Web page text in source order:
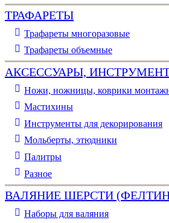
ТРАФАРЕТЫ
Трафареты многоразовые
Трафареты объемные
АКСЕССУАРЫ,
Ножи, ножницы, коврики
Мастихины
Инструменты для декорирования
Мольберты, этюдники
Палитры
Разное
ВАЛЯНИЕ ШЕРСТИ
Наборы для валяния